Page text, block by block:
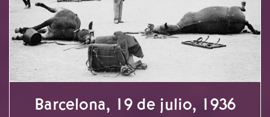
Barcelona, 19 de julio, 1936